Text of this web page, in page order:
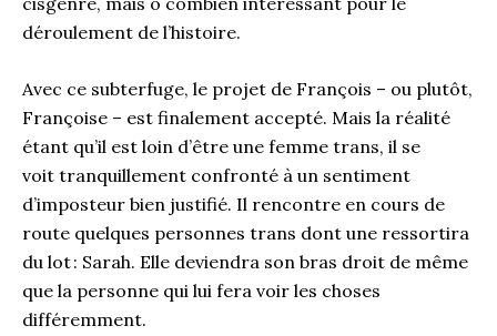
déroulement de l’histoire.
Avec ce subterfuge, le projet de François – ou plutôt,
Françoise – est finalement accepté. Mais la réalité
étant qu’il est loin d’être une femme trans, il se
voit tranquillement confronté à un sentiment
d’imposteur bien justifié. Il rencontre en cours de
route quelques personnes trans dont une ressortira
du lot : Sarah. Elle deviendra son bras droit de même
que la personne qui lui fera voir les choses
différemment.